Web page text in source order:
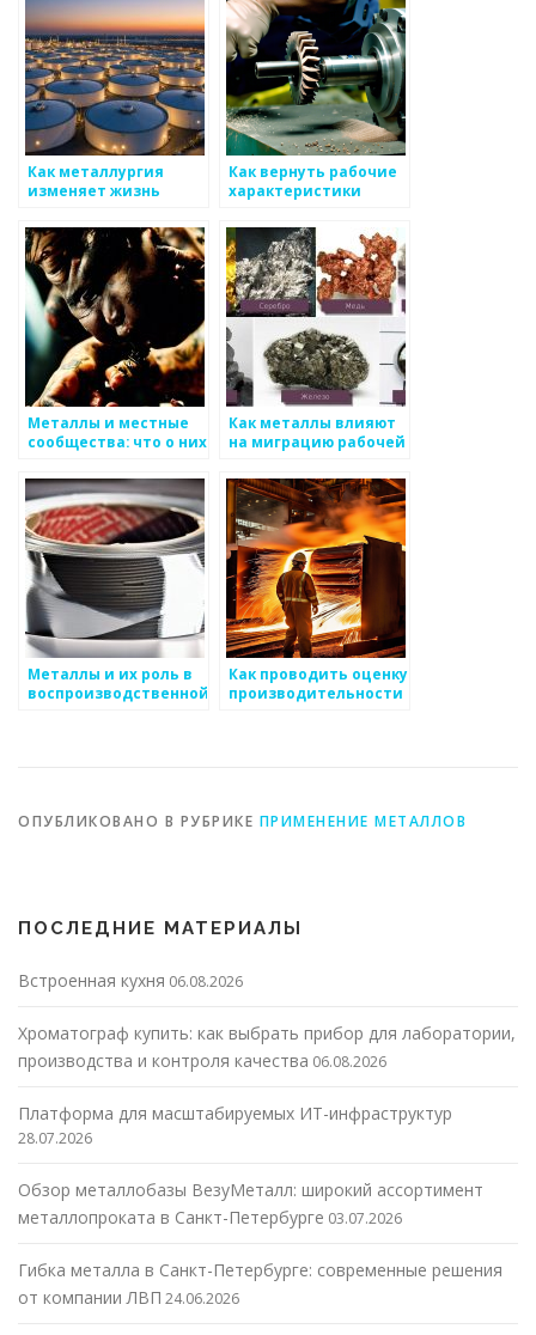
Как металлургия
изменяет жизнь
Как вернуть рабочие
характеристики
которые производит
Московский
инструментальный
завод
Металлы и местные
сообщества: что о них
Как металлы влияют
на миграцию рабочей
Металлы и их роль в
воспроизводственной
Как проводить оценку
производительности
ОПУБЛИКОВАНО В РУБРИКЕ ПРИМЕНЕНИЕ МЕТАЛЛОВ
ПОСЛЕДНИЕ МАТЕРИАЛЫ
Встроенная кухня 06.08.2026
Хроматограф купить: как выбрать прибор для лаборатории,
производства и контроля качества 06.08.2026
Платформа для масштабируемых ИТ-инфраструктур
28.07.2026
Обзор металлобазы ВезуМеталл: широкий ассортимент
металлопроката в Санкт-Петербурге 03.07.2026
Гибка металла в Санкт-Петербурге: современные решения
от компании ЛВП 24.06.2026